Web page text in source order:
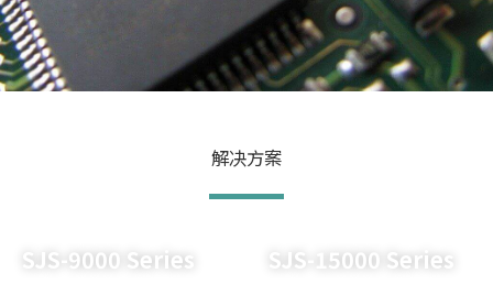
解决方案
SJS-9000 Series SJS-15000 Series